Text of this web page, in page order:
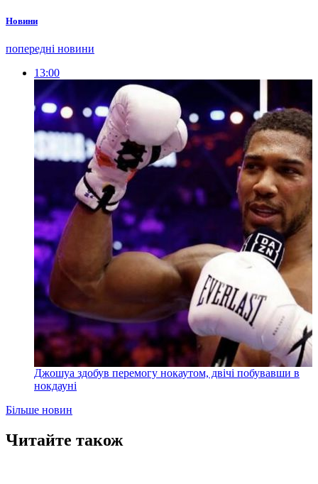
Новини
попередні новини
13:00
Джошуа здобув перемогу нокаутом, двічі побувавши в
нокдауні
Більше новин
Читайте також